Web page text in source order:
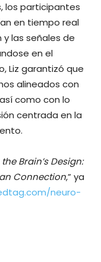
los participantes
en tiempo real
las señales de
en el
Liz garantizó que
alineados con
como con lo
centrada en la
Brain’s Design:
Connection,” ya
neuro-